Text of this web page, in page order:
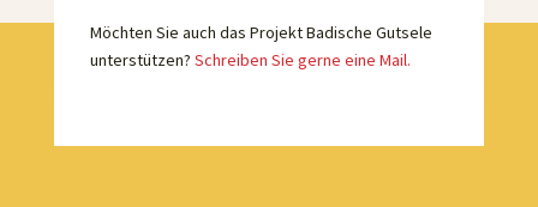
Möchten Sie auch das Projekt Badische Gutsele
unterstützen? Schreiben Sie gerne eine Mail.